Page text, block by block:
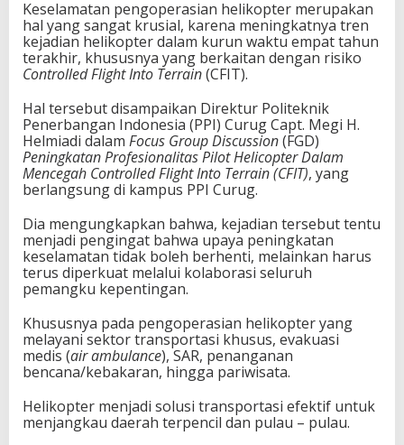
Keselamatan pengoperasian helikopter merupakan
hal yang sangat krusial, karena meningkatnya tren
kejadian helikopter dalam kurun waktu empat tahun
terakhir, khususnya yang berkaitan dengan risiko
Controlled Flight Into Terrain(CFIT).
Hal tersebut disampaikan Direktur Politeknik
Penerbangan Indonesia (PPI) Curug Capt. Megi H.
Helmiadi dalam Focus Group Discussion(FGD)
Peningkatan Profesionalitas Pilot Helicopter Dalam
Mencegah Controlled Flight Into Terrain (CFIT), yang
berlangsung di kampus PPI Curug.
Dia mengungkapkan bahwa, kejadian tersebut tentu
menjadi pengingat bahwa upaya peningkatan
keselamatan tidak boleh berhenti, melainkan harus
terus diperkuat melalui kolaborasi seluruh
pemangku kepentingan.
Khususnya pada pengoperasian helikopter yang
melayani sektor transportasi khusus, evakuasi
medis (air ambulance), SAR, penanganan
bencana/kebakaran, hingga pariwisata.
Helikopter menjadi solusi transportasi efektif untuk
menjangkau daerah terpencil dan pulau – pulau.